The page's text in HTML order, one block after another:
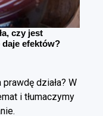
czy jest
daje efektów?
działa? W
i tłumaczymy